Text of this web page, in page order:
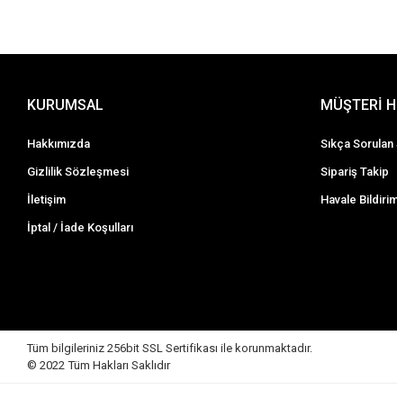
KURUMSAL
Hakkımızda
Gizlilik Sözleşmesi
İletişim
İptal / İade Koşulları
MÜŞTERİ
Sıkça
Sipariş Takip
Havale
Tüm bilgileriniz 256bit SSL Sertifikası ile korunmaktadır.
© 2022Tüm Hakları Saklıdır